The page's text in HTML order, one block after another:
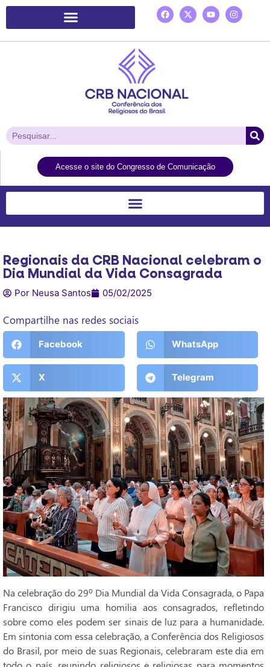
Acesse o site do Congresso de Comunicação
Regionais da CRB Nacional celebram o
Dia Mundial da Vida Consagrada
Por Neusa Santos 05/02/2025
Compartilhe nas redes sociais
Facebook WhatsApp
X Telegram
Na celebração do 29º Dia Mundial da Vida Consagrada, o Papa
Francisco dirigiu uma homilia aos consagrados, refletindo
sobre como eles podem ser sinais de luz para a humanidade.
Em sintonia com essa celebração, a Conferência dos Religiosos
do Brasil, por meio de suas Regionais, celebraram este dia em